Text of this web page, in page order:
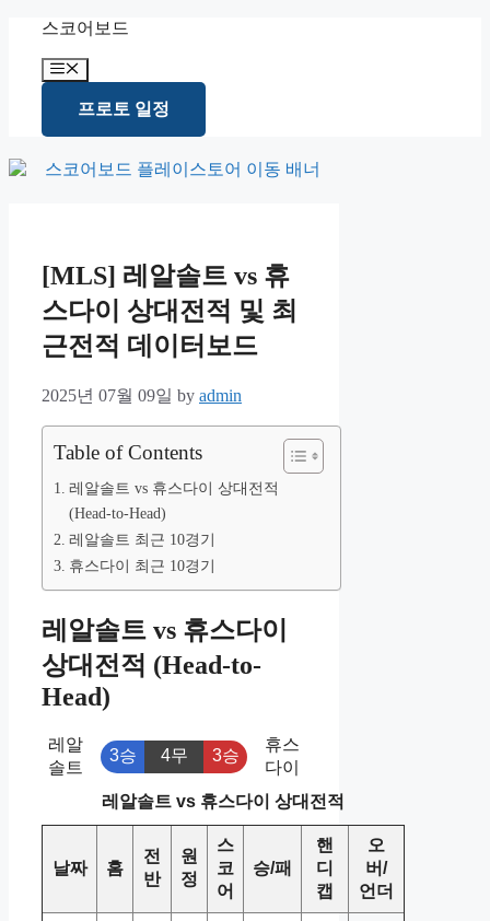
content
스코어보드
Menu
프로토 일정
[MLS] 레알솔트 vs 휴
스다이 상대전적 및 최
근전적 데이터보드
2025년 07월 09일 by admin
Table of Contents
레알솔트 vs 휴스다이 상대전적
(Head-to-Head)
레알솔트 최근 10경기
휴스다이 최근 10경기
레알솔트 vs 휴스다이
상대전적 (Head-to-
Head)
레알
솔트
3승 4무 3승
휴스
다이
레알솔트 vs 휴스다이 상대전적
날짜 홈
전
반
원
정
스
코
어
승/패
핸
디
캡
오
버/
언더